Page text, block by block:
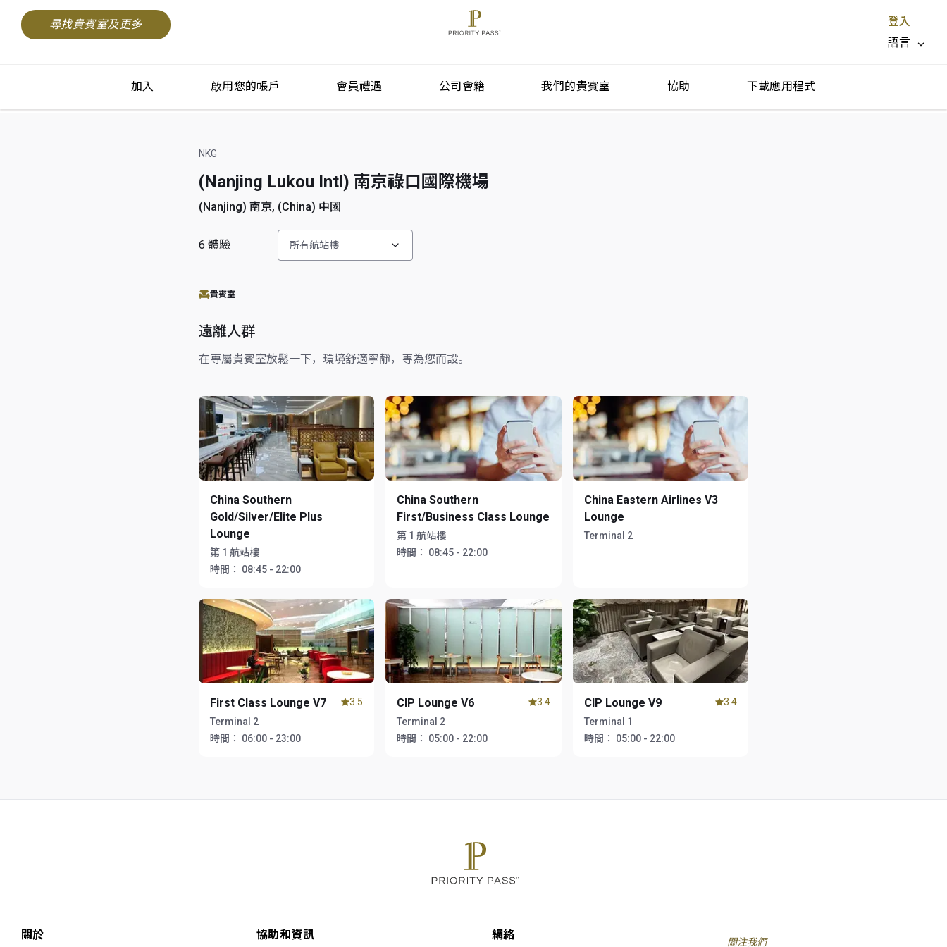
尋找貴賓室及更多
登入
語言
加入 啟用您的帳戶 會員禮遇 公司會籍 我們的貴賓室 協助 下載應用程式
NKG
(Nanjing Lukou Intl) 南京祿口國際機場
(Nanjing) 南京, (China) 中國
6 體驗 所有航站樓
貴賓室
遠離人群
在專屬貴賓室放鬆一下，環境舒適寧靜，專為您而設。
China Southern
Gold/Silver/Elite Plus
Lounge
第 1 航站樓
時間：
08:45 - 22:00
China Southern
First/Business Class Lounge
第 1 航站樓
時間：
08:45 - 22:00
China Eastern Airlines V3
Lounge
Terminal 2
First Class Lounge V7
Terminal 2
時間：
06:00 - 23:00
3.5 CIP Lounge V6
Terminal 2
時間：
05:00 - 22:00
3.4 CIP Lounge V9
Terminal 1
時間：
05:00 - 22:00
3.4
關於 協助和資訊 網絡
關注我們